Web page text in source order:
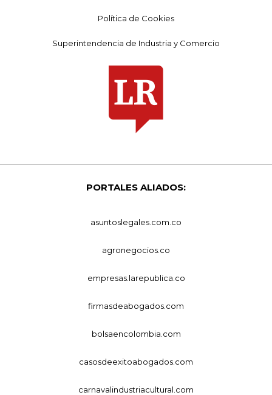
Política de Cookies
Superintendencia de Industria y Comercio
PORTALES ALIADOS:
asuntoslegales.com.co
agronegocios.co
empresas.larepublica.co
firmasdeabogados.com
bolsaencolombia.com
casosdeexitoabogados.com
carnavalindustriacultural.com